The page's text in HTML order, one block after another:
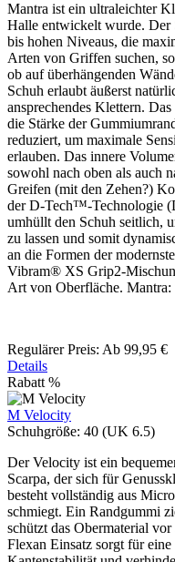
Mantra ist ein ultraleichter
Halle entwickelt wurde. Der
bis hohen Niveaus, die
Arten von Griffen suchen,
ob auf überhängenden
Schuh erlaubt äußerst
ansprechendes Klettern.
die Stärke der
reduziert, um maximale
erlauben. Das innere
sowohl nach oben als auch
Greifen (mit den Zehen?)
der D-Tech™-Technologie
umhüllt den Schuh seitlich,
zu lassen und somit
an die Formen der
Vibram® XS Grip2-
Art von Oberfläche.
Regulärer Preis: Ab 99,95 €
Details
Rabatt %
M Velocity
Schuhgröße: 40 (UK 6.5)
Der Velocity ist ein
Scarpa, der sich für
besteht vollständig aus
schmiegt. Ein Randgummi
schützt das Obermaterial
Flexan Einsatz sorgt für